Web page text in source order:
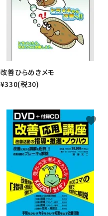
改善ひらめきメモ
¥330(税30)
favorite